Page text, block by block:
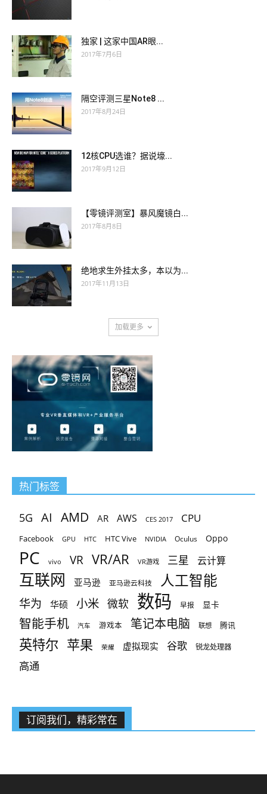
独家 | 这家中国AR眼...
2017年7月6日
隔空评测三星Note8 ...
2017年8月24日
12核CPU选谁？据说壕...
2017年9月12日
【零镜评测室】暴风魔镜白...
2017年8月8日
绝地求生外挂太多，本以为...
2017年11月13日
加载更多
热门标签
5G AI AMD AR AWS CES 2017 CPU
Facebook GPU HTC HTC Vive NVIDIA Oculus Oppo
PC vivo VR VR/AR VR游戏 三星 云计算
互联网 亚马逊 亚马逊云科技 人工智能
华为 华硕 小米 微软 数码 早报 显卡
智能手机 汽车 游戏本 笔记本电脑 联想 腾讯
英特尔 苹果 荣耀 虚拟现实 谷歌 锐龙处理器
高通
订阅我们，精彩常在